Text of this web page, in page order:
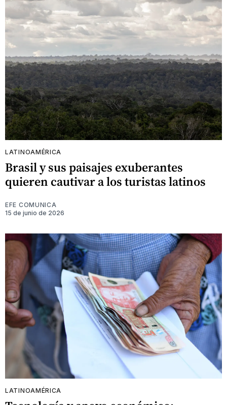
LATINOAMÉRICA
Brasil y sus paisajes exuberantes
quieren cautivar a los turistas latinos
EFE COMUNICA
15 de junio de 2026
LATINOAMÉRICA